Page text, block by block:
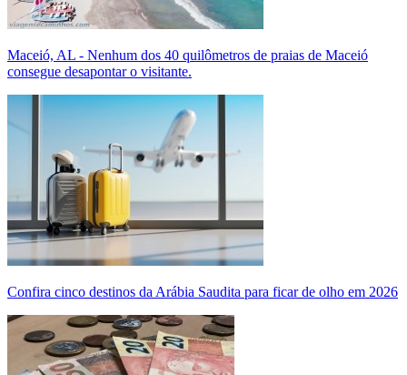
Maceió, AL - Nenhum dos 40 quilômetros de praias de Maceió
consegue desapontar o visitante.
Confira cinco destinos da Arábia Saudita para ficar de olho em 2026